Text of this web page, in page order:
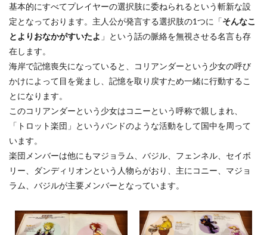
基本的にすべてプレイヤーの選択肢に委ねられるという斬新な設
定となっております。主人公が発言する選択肢の1つに「そんなこ
とよりおなかがすいたよ 」という話の脈絡を無視させる名言も存
在します。
海岸で記憶喪失になっていると、コリアンダーという少女の呼び
かけによって目を覚まし、記憶を取り戻すため一緒に行動するこ
とになります。
このコリアンダーという少女はコニーという呼称で親しまれ、
「トロット楽団」というバンドのような活動をして国中を周って
います。
楽団メンバーは他にもマジョラム、バジル、フェンネル、セイボ
リー、ダンディリオンという人物らがおり、主にコニー、マジョ
ラム、バジルが主要メンバーとなっています。